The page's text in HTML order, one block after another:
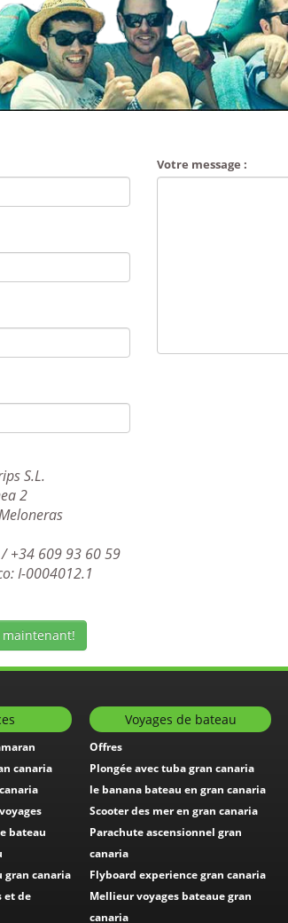
Votre message :
S.L.
2
+34 609 93 60 59
I-0004012.1
maintenant!
canaria
bateau
gran canaria
et de
Voyages de bateau
Offres
Plongée avec tuba gran canaria
le banana bateau en gran canaria
Scooter des mer en gran canaria
Parachute ascensionnel gran
canaria
Flyboard experience gran canaria
Mellieur voyages bateaue gran
canaria